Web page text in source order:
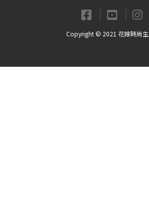
Copyright © 2021 花嫁時尚